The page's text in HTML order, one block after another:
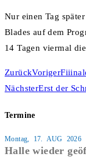
Nur einen Tag
Blades auf dem
14 Tagen viermal
ZurückVoriger
NächsterErst der
Termine
Montag, 17. AUG 2026
Halle wieder